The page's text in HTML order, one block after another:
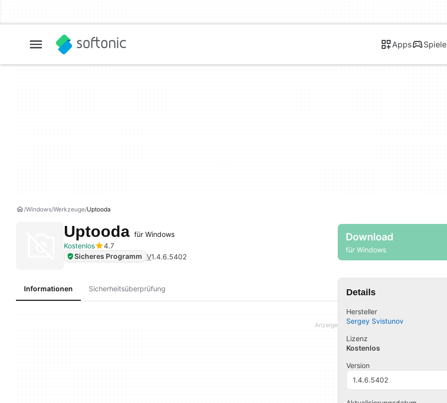
Apps Spiele
Windows Werkzeuge Uptooda
Uptooda für Windows
Kostenlos
4.7
Sicheres Programm V1.4.6.5402
Download
für Windows
Informationen Sicherheitsüberprüfung Details
Hersteller
Sergey Svistunov
Lizenz
Kostenlos
Version
1.4.6.5402